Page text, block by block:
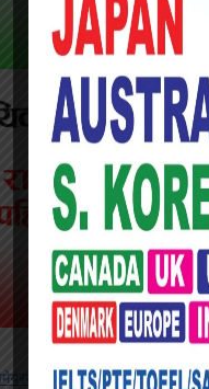
चित्रसेन अधिकारीको उम्मेदवारी